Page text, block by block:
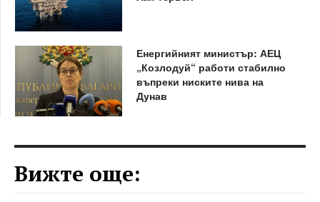
Енергийният министър: АЕЦ
„Козлодуй“ работи стабилно
въпреки ниските нива на
Дунав
Вижте още: